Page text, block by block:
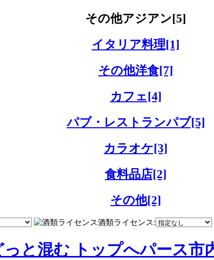
その他アジアン[5]
イタリア料理[1]
その他洋食[7]
カフェ[4]
パブ・レストランパブ[5]
カラオケ[3]
食料品店[2]
その他[2]
酒類ライセンス:
と混む トップへパース市